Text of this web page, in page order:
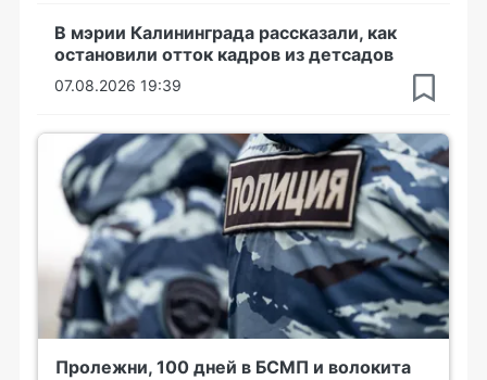
В мэрии Калининграда рассказали, как
остановили отток кадров из детсадов
07.08.2026 19:39
Пролежни, 100 дней в БСМП и волокита